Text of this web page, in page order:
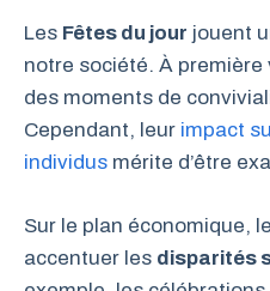
Les Fêtes du jour jouent
notre société. À
des moments de
Cependant, leur impact
individus mérite d’être
Sur le plan économique,
accentuer les disparités